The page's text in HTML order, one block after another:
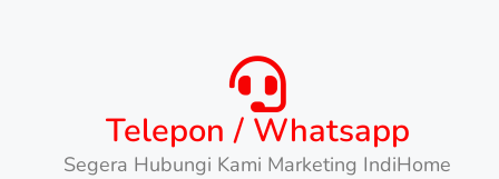
Telepon / Whatsapp
Segera Hubungi Kami Marketing IndiHome